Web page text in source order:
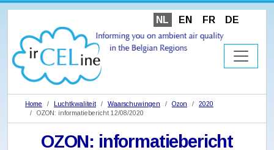
NL EN FR DE
Home Luchtkwaliteit Waarschuwingen Ozon
2020
OZON: informatiebericht 12/08/2020
OZON: informatiebericht